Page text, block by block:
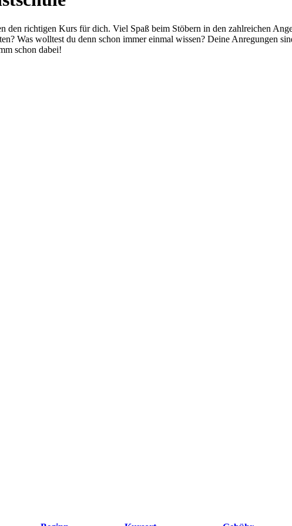
den richtigen Kurs für dich. Viel Spaß beim Stöbern in den zahlreichen
Was wolltest du denn schon immer einmal wissen? Deine Anregungen
schon dabei!